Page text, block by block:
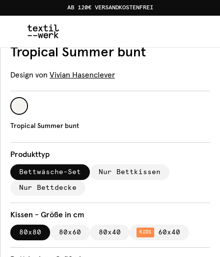
AB 120€ VERSANDKOSTENFREI
Produkte Bettwäsche Tropical Summer bunt
Bettwäsche
Tropical Summer bunt
Design von Vivian Hasenclever
Tropical Summer bunt
Produkttyp
Bettwäsche-Set Nur Bettkissen
Nur Bettdecke
Kissen - Größe in cm
80x80 80x60 80x40 KIDS 60x40